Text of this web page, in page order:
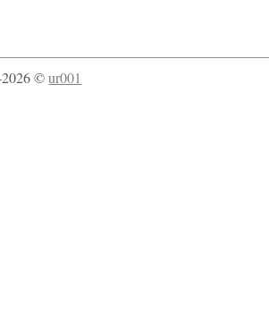
©ur001